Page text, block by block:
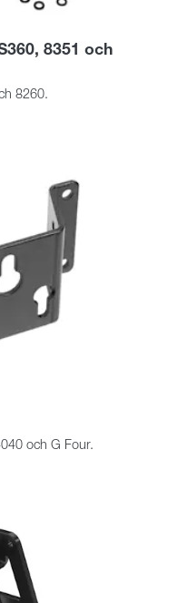
8351 och
8260.
och G Four.